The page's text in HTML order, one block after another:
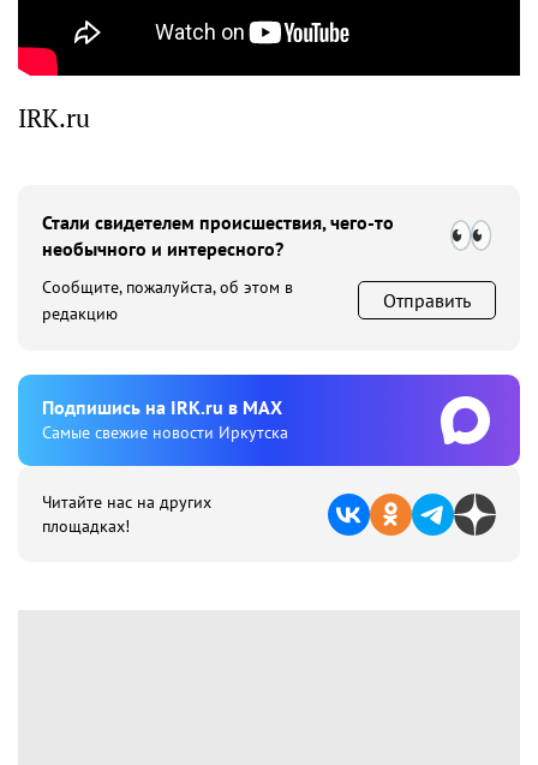
IRK.ru
Стали свидетелем происшествия, чего-то
необычного и интересного?
Сообщите, пожалуйста, об этом в
редакцию
Отправить
Подпишиcь на IRK.ru в MAX
Cамые свежие новости Иркутска
Читайте нас на других
площадках!